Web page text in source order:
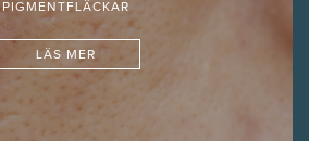
PIGMENTFLÄCKAR
LÄS MER